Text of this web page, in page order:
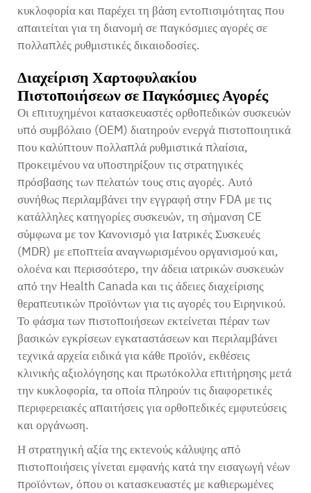
κυκλοφορία και παρέχει τη βάση εντοπισιμότητας που
απαιτείται για τη διανομή σε παγκόσμιες αγορές σε
πολλαπλές ρυθμιστικές δικαιοδοσίες.
Διαχείριση Χαρτοφυλακίου
Πιστοποιήσεων σε Παγκόσμιες Αγορές
Οι επιτυχημένοι κατασκευαστές ορθοπεδικών συσκευών
υπό συμβόλαιο (OEM) διατηρούν ενεργά πιστοποιητικά
που καλύπτουν πολλαπλά ρυθμιστικά πλαίσια,
προκειμένου να υποστηρίξουν τις στρατηγικές
πρόσβασης των πελατών τους στις αγορές. Αυτό
συνήθως περιλαμβάνει την εγγραφή στην FDA με τις
κατάλληλες κατηγορίες συσκευών, τη σήμανση CE
σύμφωνα με τον Κανονισμό για Ιατρικές Συσκευές
(MDR) με εποπτεία αναγνωρισμένου οργανισμού και,
ολοένα και περισσότερο, την άδεια ιατρικών συσκευών
από την Health Canada και τις άδειες διαχείρισης
θεραπευτικών προϊόντων για τις αγορές του Ειρηνικού.
Το φάσμα των πιστοποιήσεων εκτείνεται πέραν των
βασικών εγκρίσεων εγκαταστάσεων και περιλαμβάνει
τεχνικά αρχεία ειδικά για κάθε προϊόν, εκθέσεις
κλινικής αξιολόγησης και πρωτόκολλα επιτήρησης μετά
την κυκλοφορία, τα οποία πληρούν τις διαφορετικές
περιφερειακές απαιτήσεις για ορθοπεδικές εμφυτεύσεις
και οργάνωση.
Η στρατηγική αξία της εκτενούς κάλυψης από
πιστοποιήσεις γίνεται εμφανής κατά την εισαγωγή νέων
προϊόντων, όπου οι κατασκευαστές με καθιερωμένες